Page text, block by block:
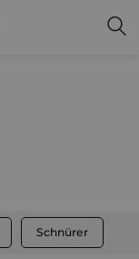
Schnürer